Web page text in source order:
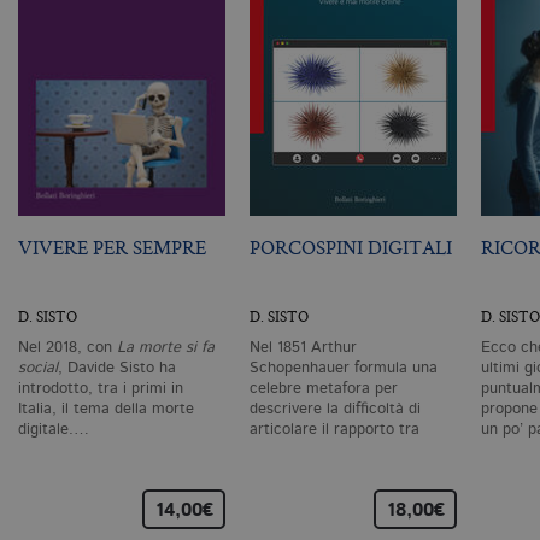
VIVERE PER SEMPRE
D. SISTO
Nel 2018, con La morte si fa
social, Davide Sisto ha
introdotto, tra i primi in
Italia, il tema della morte
digitale.…
14,00€
PORCOSPINI DIGITALI
D. SISTO
Nel 1851 Arthur
Schopenhauer formula una
celebre metafora per
descrivere la difficoltà di
articolare il rapporto tra
18,00€
D. SISTO
Ecco
ultimi
un po’
.bollatiboringhieri.it 2 anni